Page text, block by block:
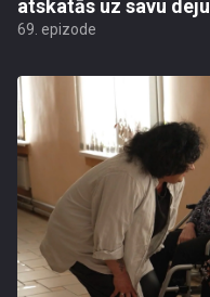
atskatās uz savu
69. epizode